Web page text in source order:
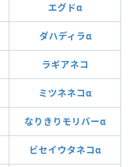
エグドα
ダハディラα
ラギアネコ
ミツネネコα
なりきりモリバーα
ビセイウタネコα